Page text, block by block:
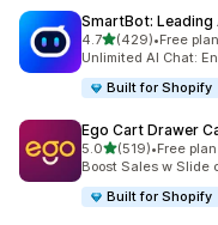
SmartBot:
4.75つ星中
(429)
合計レビュー数：429
•Free
Unlimited AI Chat:
Built for Shopify
Ego Cart Drawer
5.05つ星中
(519)
合計レビュー数：519
•Free
Boost Sales w Slide
Built for Shopify